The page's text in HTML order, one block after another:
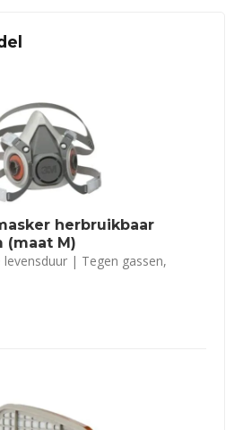
herbruikbaar
(maat M)
| Tegen gassen,